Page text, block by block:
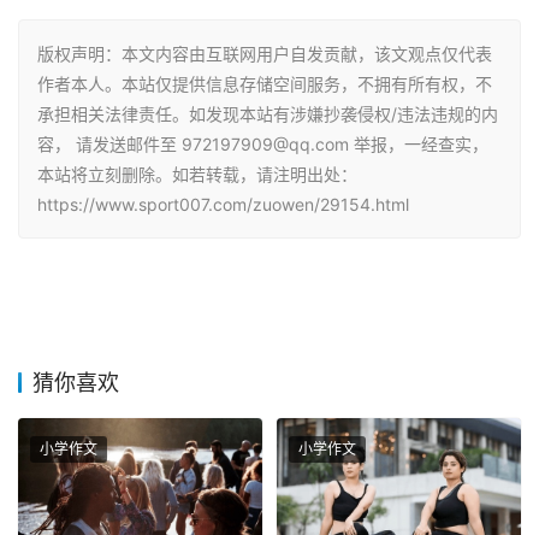
版权声明：本文内容由互联网用户自发贡献，该文观点仅代表
作者本人。本站仅提供信息存储空间服务，不拥有所有权，不
承担相关法律责任。如发现本站有涉嫌抄袭侵权/违法违规的内
容， 请发送邮件至 972197909@qq.com 举报，一经查实，
本站将立刻删除。如若转载，请注明出处：
https://www.sport007.com/zuowen/29154.html
猜你喜欢
小学作文 小学作文